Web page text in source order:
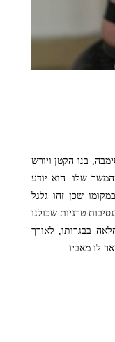
בנו הקטן ויורש
שלו. הוא יודע
שכן זהו גלגל
טרגיות שכולנו
בבגרותו, לאורך
לו מאביו.